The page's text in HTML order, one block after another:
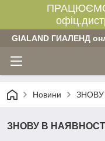
ПРАЦЮЄМО!
GIALAND ГИАЛЕНД
Новини ЗНОВУ
ЗНОВУ В НАЯВНОСТІ